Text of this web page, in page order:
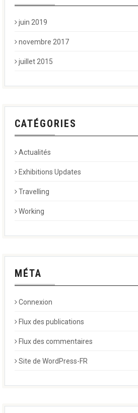
juin 2019
novembre 2017
juillet 2015
CATÉGORIES
Actualités
Exhibitions Updates
Travelling
Working
MÉTA
Connexion
Flux des publications
Flux des commentaires
Site de WordPress-FR